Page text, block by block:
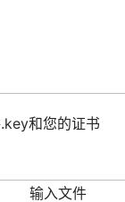
和您的证书